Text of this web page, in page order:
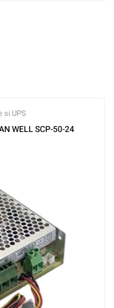
si UPS
WELL SCP-50-24